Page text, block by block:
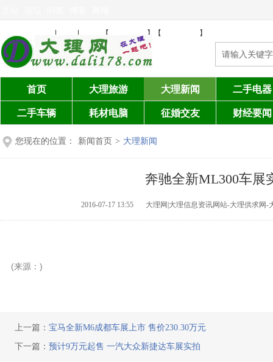
| | 【 】【 】
首页 大理旅游 大理新闻 二手电器
二手车辆 耗材电脑 征婚交友 财经要闻
您现在的位置： 新闻首页 > 大理新闻
奔驰全新ML300车展
2016-07-17 13:55 大理网|大理信息资讯网站-大理供求网-
(来源：)
上一篇： 宝马全新M6成都车展上市 售价230.30万元
下一篇： 预计9万元起售 一汽大众新捷达车展实拍